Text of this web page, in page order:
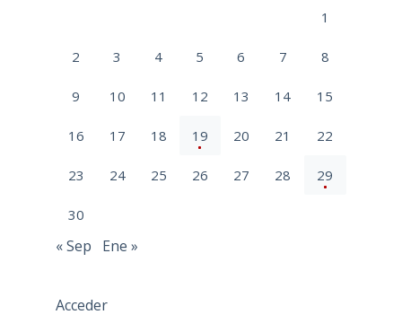
1
2 3 4 5 6 7 8
9 10 11 12 13 14 15
16 17 18 19 20 21 22
23 24 25 26 27 28 29
30
« Sep Ene »
Acceder